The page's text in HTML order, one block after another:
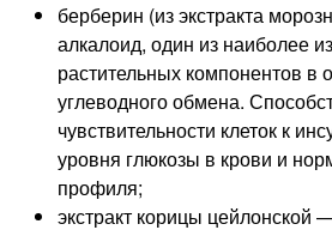
берберин (из экстракта
алкалоид, один из наиболее
растительных компонентов в
углеводного обмена.
чувствительности клеток к
уровня глюкозы в крови и
профиля;
экстракт корицы цейлонской